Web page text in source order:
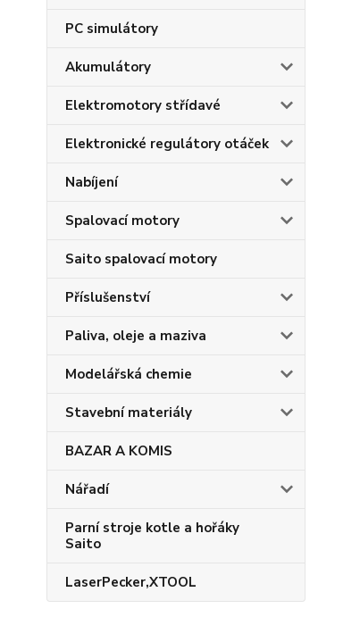
PC simulátory
Akumulátory
Elektromotory střídavé
Elektronické regulátory otáček
Nabíjení
Spalovací motory
Saito spalovací motory
Příslušenství
Paliva, oleje a maziva
Modelářská chemie
Stavební materiály
BAZAR A KOMIS
Nářadí
Parní stroje kotle a hořáky
Saito
LaserPecker,XTOOL